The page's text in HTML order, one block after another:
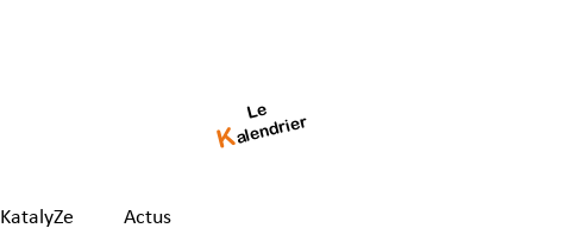
Actus
Le
Kalendrier